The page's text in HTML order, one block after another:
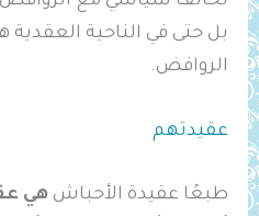
بل حتى في الناحية العقدية
الروافض.
عقيدتهم
طبعًا عقيدة الأحباشهي